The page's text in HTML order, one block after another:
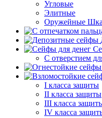
Угловые
Элитные
Оружейные
С отверстием
I класса защиты
II класса защиты
III класса
IV класса